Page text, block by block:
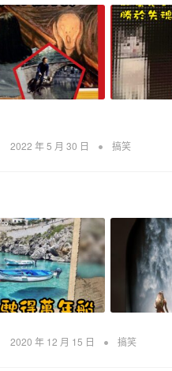
2022 年 5 月 30 日 • 搞笑
2020 年 12 月 15 日 • 搞笑